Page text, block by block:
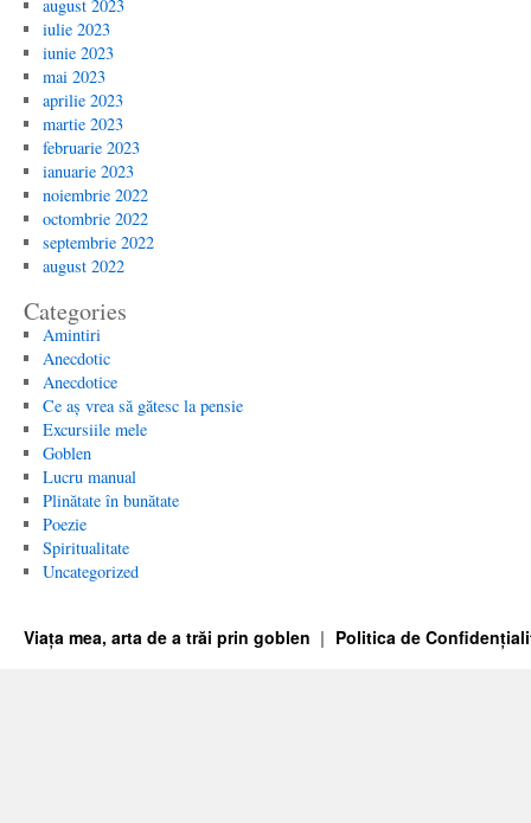
august 2023
iulie 2023
iunie 2023
mai 2023
aprilie 2023
martie 2023
februarie 2023
ianuarie 2023
noiembrie 2022
octombrie 2022
septembrie 2022
august 2022
Categories
Amintiri
Anecdotic
Anecdotice
Ce aș vrea să gătesc la pensie
Excursiile mele
Goblen
Lucru manual
Plinătate în bunătate
Poezie
Spiritualitate
Uncategorized
Viața mea, arta de a trăi prin goblen Politica de